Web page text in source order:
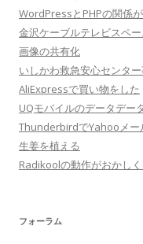
WordPressとPHPの関係
金沢ケーブルテレビスペ
画像の共有化
いしかわ救急安心センタ
AliExpressで買い物をした
UQモバイルのデータデー
ThunderbirdでYahooメー
生姜を植える
Radikoolの動作がおかしく
フォーラム